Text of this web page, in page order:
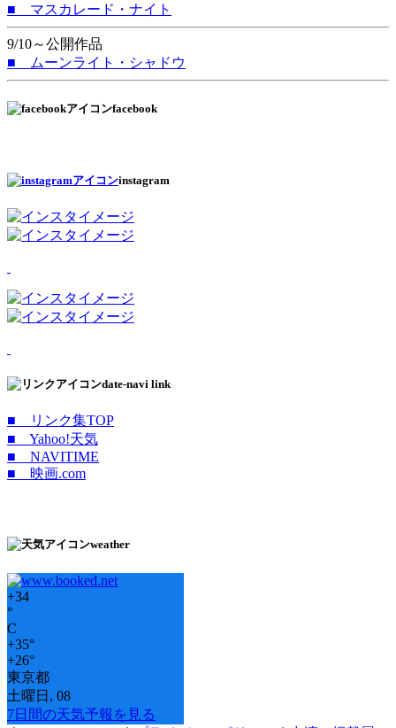
■ マスカレード・ナイト
9/10～公開作品
■ ムーンライト・シャドウ
facebook
instagram
date-navi link
■ リンク集TOP
■ Yahoo!天気
■ NAVITIME
■ 映画.com
weather
+34
°
C
+35°
+26°
東京都
土曜日, 08
7日間の天気予報を見る